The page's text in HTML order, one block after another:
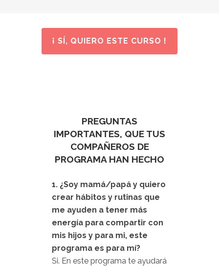
¡ SÍ, QUIERO ESTE CURSO !
PREGUNTAS
IMPORTANTES, QUE TUS
COMPAÑEROS DE
PROGRAMA HAN HECHO
1. ¿Soy mamá/papá y quiero
crear hábitos y rutinas que
me ayuden a tener más
energía para compartir con
mis hijos y para mi, este
programa es para mí?
Si. En este programa te ayudará